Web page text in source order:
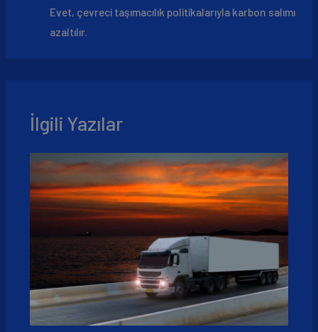
Evet, çevreci taşımacılık politikalarıyla karbon salımı
azaltılır.
İlgili Yazılar